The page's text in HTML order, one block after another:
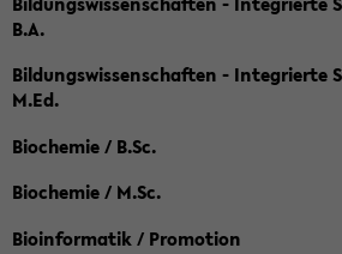
B.A.
Bildungswissenschaften - Integrierte
M.Ed.
Biochemie / B.Sc.
Biochemie / M.Sc.
Bioinformatik / Promotion